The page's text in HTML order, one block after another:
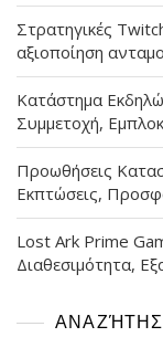
Στρατηγικές
αξιοποίηση
Κατάστημα
Συμμετοχή,
Προωθήσεις
Εκπτώσεις,
Lost Ark Prime
Διαθεσιμότητα,